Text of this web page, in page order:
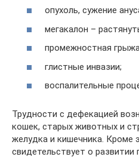
опухоль, сужение
мегакалон –
промежностная
глистные инвазии;
воспалительные
Трудности с дефекацией
кошек, старых животных и
желудка и кишечника. Кроме
свидетельствует о развитии